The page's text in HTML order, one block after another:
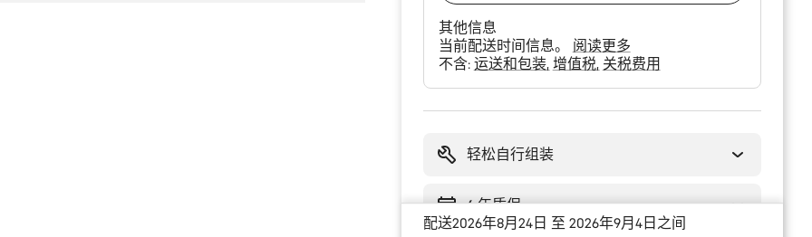
其他信息
当前配送时间信息。 阅读更多
不含: 运送和包装 增值税 关税费用
轻松自行组装
6 年质保
配送2026年8月24日 至 2026年9月4日之间